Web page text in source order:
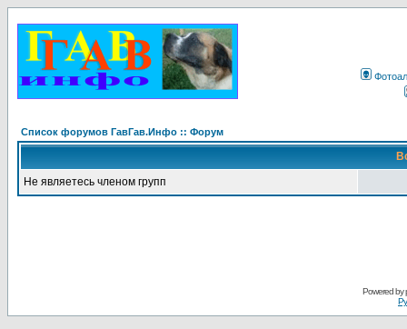
Список форумов ГавГав.Инфо :: Форум
Не являетесь членом групп
Powered by